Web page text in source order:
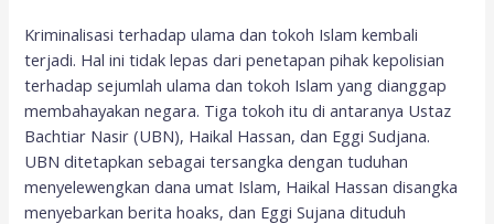
Kriminalisasi terhadap ulama dan tokoh Islam kembali
terjadi. Hal ini tidak lepas dari penetapan pihak kepolisian
terhadap sejumlah ulama dan tokoh Islam yang dianggap
membahayakan negara. Tiga tokoh itu di antaranya Ustaz
Bachtiar Nasir (UBN), Haikal Hassan, dan Eggi Sudjana.
UBN ditetapkan sebagai tersangka dengan tuduhan
menyelewengkan dana umat Islam, Haikal Hassan disangka
menyebarkan berita hoaks, dan Eggi Sujana dituduh